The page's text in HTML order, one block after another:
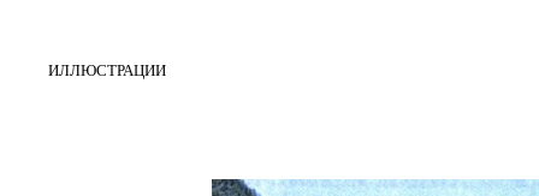
ИЛЛЮСТРАЦИИ